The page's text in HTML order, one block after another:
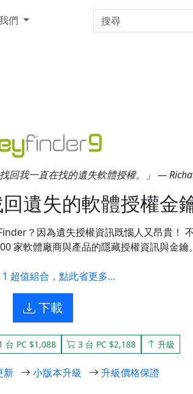
們
回我一直在找的遺失軟體授權。」 —
遺失的軟體授權金鑰
？因為遺失授權資訊既惱人又昂貴！
家軟體廠商與產品的隱藏授權資訊與金鑰。
1 超值組合，點此省更多...
下載
台 PC $1,088 3 台 PC $2,188 升級
新 小版本升級 升級價格保證